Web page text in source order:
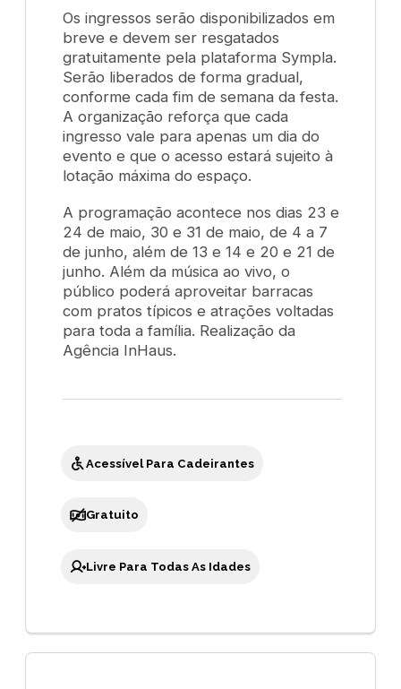
Os ingressos serão disponibilizados em
breve e devem ser resgatados
gratuitamente pela plataforma Sympla.
Serão liberados de forma gradual,
conforme cada fim de semana da festa.
A organização reforça que cada
ingresso vale para apenas um dia do
evento e que o acesso estará sujeito à
lotação máxima do espaço.
A programação acontece nos dias 23 e
24 de maio, 30 e 31 de maio, de 4 a 7
de junho, além de 13 e 14 e 20 e 21 de
junho. Além da música ao vivo, o
público poderá aproveitar barracas
com pratos típicos e atrações voltadas
para toda a família. Realização da
Agência InHaus.
Acessível Para Cadeirantes
Gratuito
Livre Para Todas As Idades